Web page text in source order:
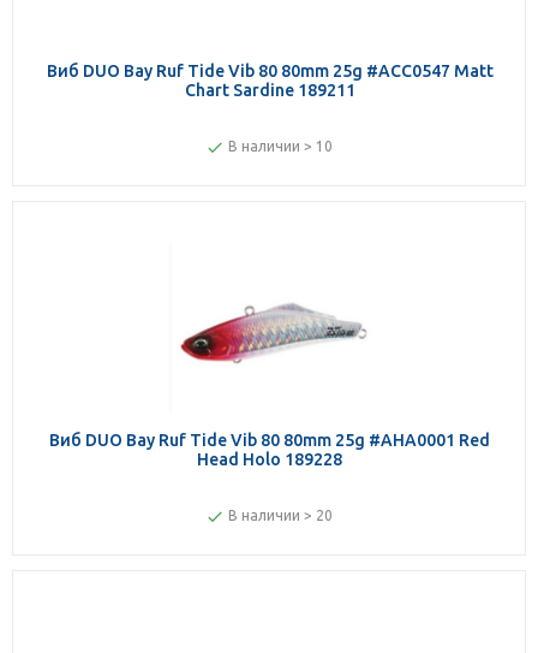
Виб DUO Bay Ruf Tide Vib 80 80mm 25g #ACC0547 Matt
Chart Sardine 189211
В наличии > 10
Виб DUO Bay Ruf Tide Vib 80 80mm 25g #AHA0001 Red
Head Holo 189228
В наличии > 20